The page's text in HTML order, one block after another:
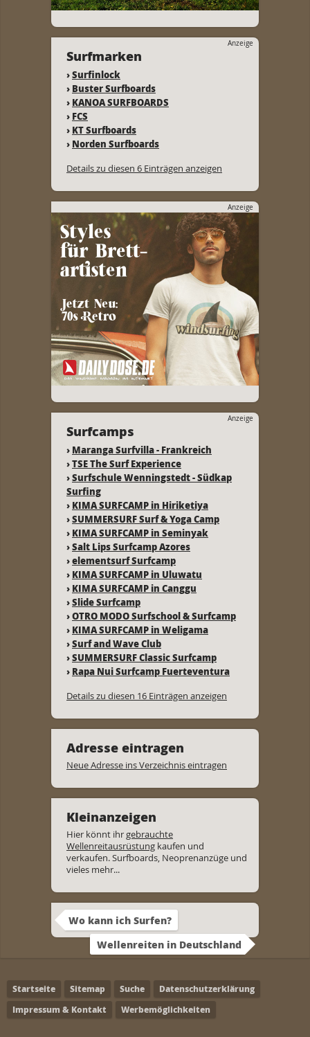
Anzeige
Surfmarken
›Surfinlock
› Buster Surfboards
› KANOA SURFBOARDS
› FCS
› KT Surfboards
› Norden Surfboards
Details zu diesen 6 Einträgen anzeigen
Anzeige
Anzeige
Surfcamps
› Maranga Surfvilla - Frankreich
›TSE The Surf Experience
›Surfschule Wenningstedt - Südkap
Surfing
› KIMA SURFCAMP in Hiriketiya
›SUMMERSURF Surf & Yoga Camp
› KIMA SURFCAMP in Seminyak
›Salt Lips Surfcamp Azores
›elementsurf Surfcamp
› KIMA SURFCAMP in Uluwatu
› KIMA SURFCAMP in Canggu
›Slide Surfcamp
›OTRO MODO Surfschool & Surfcamp
› KIMA SURFCAMP in Weligama
›Surf and Wave Club
›SUMMERSURF Classic Surfcamp
› Rapa Nui Surfcamp Fuerteventura
Details zu diesen 16 Einträgen anzeigen
Adresse eintragen
Neue Adresse ins Verzeichnis eintragen
Kleinanzeigen
Hier könnt ihrgebrauchte
Wellenreitausrüstung kaufen und
verkaufen. Surfboards, Neoprenanzüge und
vieles mehr...
Wo kann ich Surfen?
Wellenreiten in Deutschland
Startseite Sitemap Suche
Datenschutzerklärung
Impressum & Kontakt
Werbemöglichkeiten